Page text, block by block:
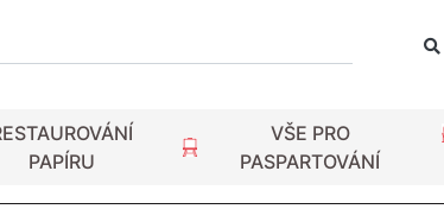
PAPÍRU
VŠE PRO
PASPARTOVÁNÍ